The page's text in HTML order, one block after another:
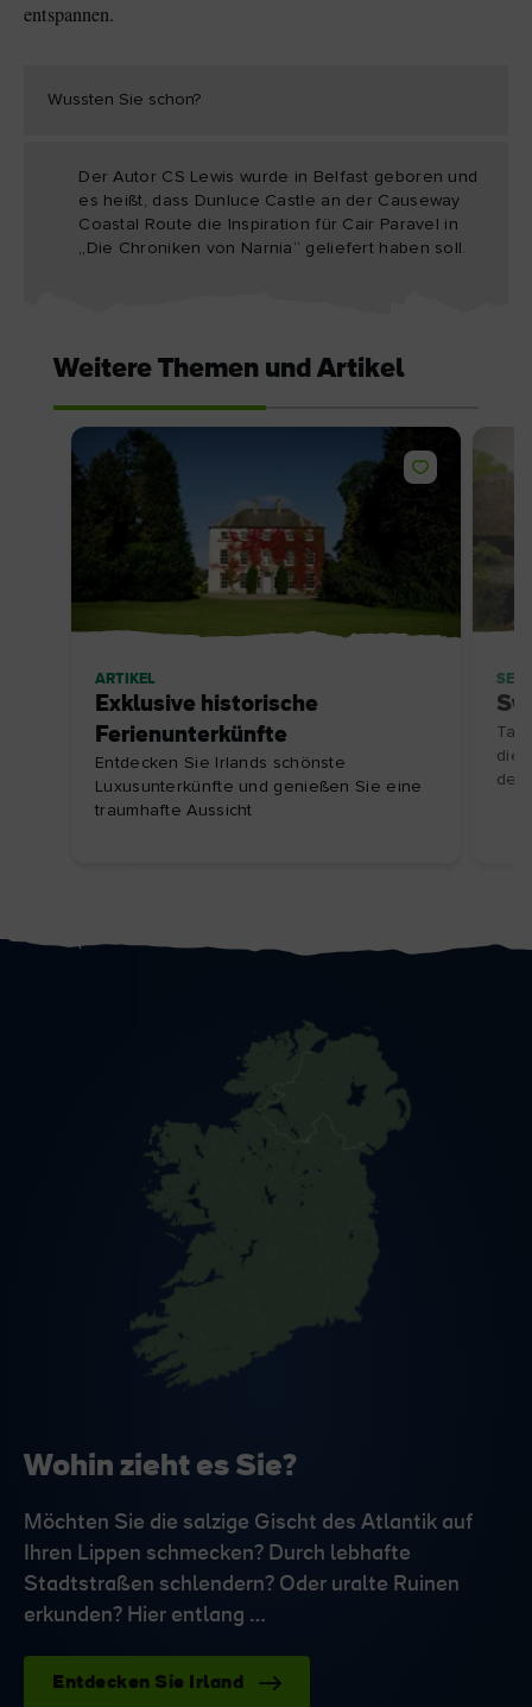
entspannen.
Wussten Sie schon?
Der Autor CS Lewis wurde in Belfast geboren und
es heißt, dass Dunluce Castle an der Causeway
Coastal Route die Inspiration für Cair Paravel in
„Die Chroniken von Narnia“ geliefert haben soll.
Weitere Themen und Artikel
ARTIKEL
Exklusive historische
Ferienunterkünfte
Entdecken Sie Irlands schönste
Luxusunterkünfte und genießen Sie eine
traumhafte Aussicht
der
Wohin zieht es Sie?
Möchten Sie die salzige Gischt des Atlantik auf
Ihren Lippen schmecken? Durch lebhafte
Stadtstraßen schlendern? Oder uralte Ruinen
erkunden? Hier entlang …
Entdecken Sie Irland